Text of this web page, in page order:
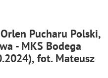
Orlen Pucharu Polski,
- MKS Bodega
fot. Mateusz